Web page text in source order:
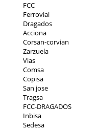
FCC
Ferrovial
Dragados
Acciona
Corsan-corvian
Zarzuela
Vias
Comsa
Copisa
San jose
Tragsa
FCC-DRAGADOS
Inbisa
Sedesa